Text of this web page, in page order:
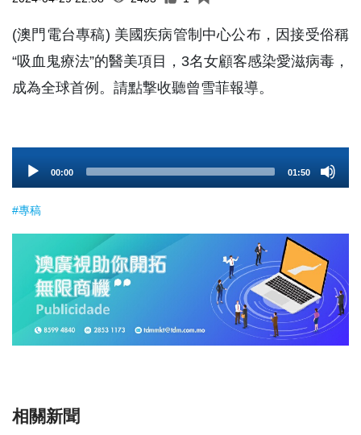
(澳門電台專稿) 美國疾病管制中心公布，因接受俗稱
“吸血鬼療法”的醫美項目，3名女顧客感染愛滋病毒，
成為全球首例。請點撃收聽曾雪菲報導。
Player
00:00 01:50
#專稿
相關新聞